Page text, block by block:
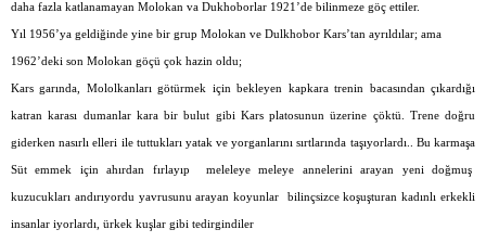
daha fazla katlanamayan Molokan va Dukhoborlar 1921’de bilinmeze göç ettiler.
Yıl 1956’ya geldiğinde yine bir grup Molokan ve Dulkhobor Kars’tan ayrıldılar; ama
1962’deki son Molokan göçü çok hazin oldu;
Kars garında, Mololkanları götürmek için bekleyen kapkara trenin bacasından çıkardığı
katran karası dumanlar kara bir bulut gibi Kars platosunun üzerine çöktü. Trene doğru
giderken nasırlı elleri ile tuttukları yatak ve yorganlarını sırtlarında taşıyorlardı.. Bu karmaşa
Süt emmek için ahırdan fırlayıp meleleye meleye annelerini arayan yeni doğmuş
kuzucukları andırıyordu yavrusunu arayan koyunlar bilinçsizce koşuşturan kadınlı erkekli
insanlar iyorlardı, ürkek kuşlar gibi tedirgindiler